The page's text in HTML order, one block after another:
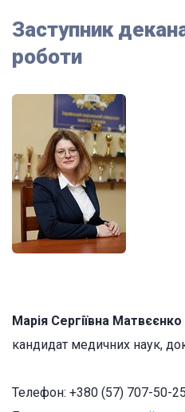
Заступник
роботи
Марія Сергіївна Матвєєнко
кандидат медичних наук,
Телефон: +380 (57) 707-50-25